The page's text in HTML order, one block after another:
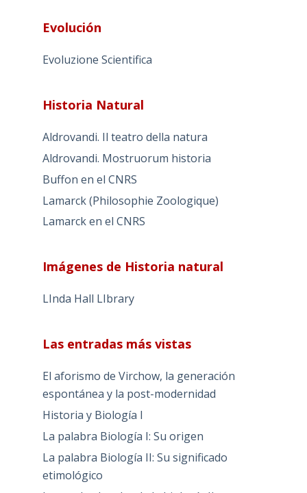
Evolución
Evoluzione Scientifica
Historia Natural
Aldrovandi. Il teatro della natura
Aldrovandi. Mostruorum historia
Buffon en el CNRS
Lamarck (Philosophie Zoologique)
Lamarck en el CNRS
Imágenes de Historia natural
LInda Hall LIbrary
Las entradas más vistas
El aforismo de Virchow, la generación
espontánea y la post-modernidad
Historia y Biología I
La palabra Biología I: Su origen
La palabra Biología II: Su significado
etimológico